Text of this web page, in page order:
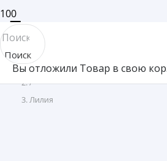
Поиск
товара
Вы отложили Товар в свою
Лилия
Товар Производитель
/
Лилия